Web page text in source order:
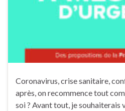
Coronavirus, crise sanitaire,
après, on recommence tout
soi ? Avant tout, je